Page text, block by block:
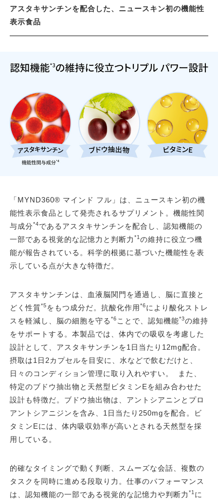
アスタキサンチンを配合した、ニュースキン初の機能性
表示食品
「MYND360® マインド フル」は、ニュースキン初の機
能性表示食品として発売されるサプリメント。機能性関
与成分*4であるアスタキサンチンを配合し、認知機能の
一部である視覚的な記憶力と判断力 *1 の維持に役立つ機
能が報告されている。科学的根拠に基づいた機能性を表
示している点が大きな特徴だ。
アスタキサンチンは、血液脳関門を通過し、脳に直接と
どく性質*5 をもつ成分だ。抗酸化作用*6により酸化ストレ
スを軽減し、脳の細胞を守る *6 ことで、認知機能*3の維持
をサポートする。本製品では、体内での吸収を考慮した
設計として、アスタキサンチンを1日当たり12mg配合。
摂取は1日2カプセルを目安に、水などで飲むだけと、
日々のコンディション管理に取り入れやすい。 また、
特定のブドウ抽出物と天然型ビタミンEを組み合わせた
設計も特徴だ。ブドウ抽出物は、アントシアニンとプロ
アントシアニジンを含み、1日当たり250mgを配合。ビ
タミンEには、体内吸収効率が高いとされる天然型を採
用している。
的確なタイミングで動く判断、スムーズな会話、複数の
タスクを同時に進める段取り力。仕事のパフォーマンス
は、認知機能の一部である視覚的な記憶力や判断力 *1 に